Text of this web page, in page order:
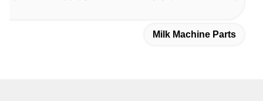
Milk Machine Parts